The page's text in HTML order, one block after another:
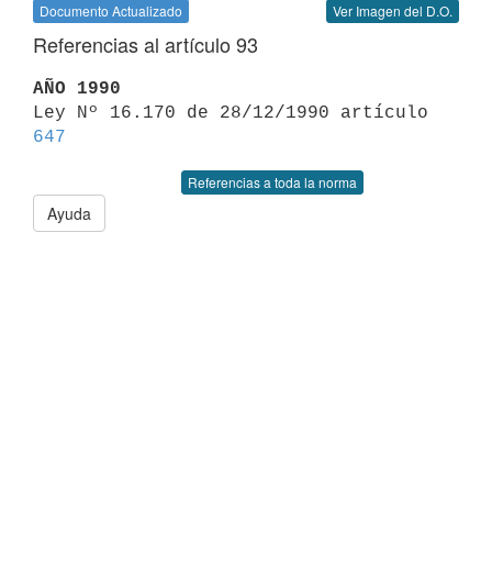
Documento Actualizado Ver Imagen del D.O.
Referencias al artículo 93
AÑO 1990
647
Referencias a toda la norma
Ayuda